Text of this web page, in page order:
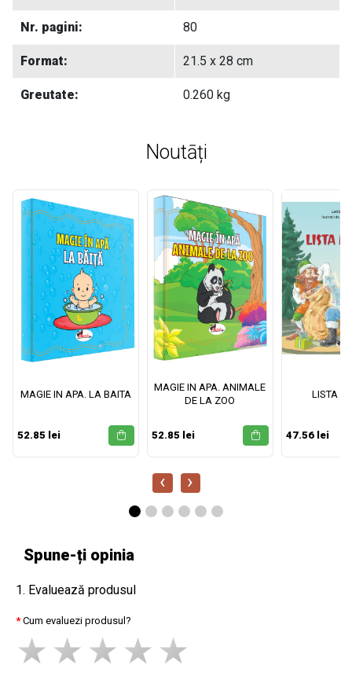
Nr. pagini: 80
Format: 21.5 x 28 cm
Greutate: 0.260 kg
Noutāți
MAGIE IN APA. LA BAITA
52.85 lei
MAGIE IN APA. ANIMALE
DE LA ZOO
52.85 lei
LISTA
47.56 lei
‹ ›
Spune-ți opinia
1. Evaluează produsul
Cum evaluezi produsul?